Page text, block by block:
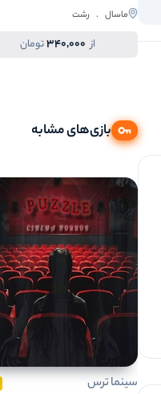
ماسال . رشت
از 340,000تومان
بازی‌های مشابه
مدت زمان سانس 120
مناسب سن
ظرفیت هر سانس 8نفر
سینما ترس